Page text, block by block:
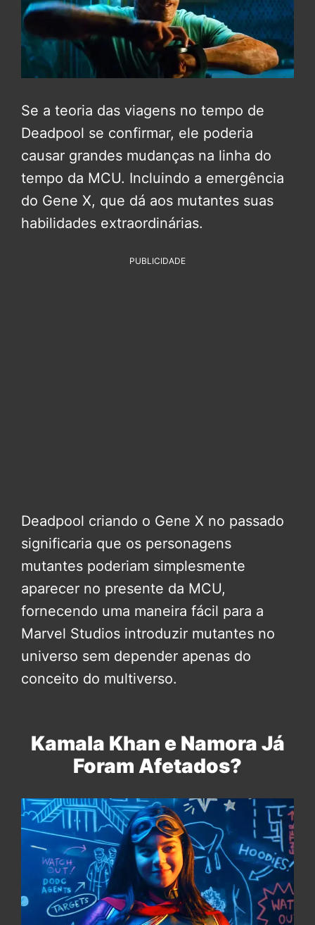
Se a teoria das viagens no tempo de
Deadpool se confirmar, ele poderia
causar grandes mudanças na linha do
tempo da MCU. Incluindo a emergência
do Gene X, que dá aos mutantes suas
habilidades extraordinárias.
PUBLICIDADE
Deadpool criando o Gene X no passado
significaria que os personagens
mutantes poderiam simplesmente
aparecer no presente da MCU,
fornecendo uma maneira fácil para a
Marvel Studios introduzir mutantes no
universo sem depender apenas do
conceito do multiverso.
Kamala Khan e Namora Já
Foram Afetados?